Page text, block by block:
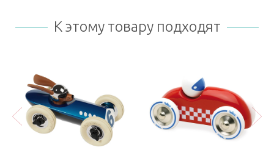
К этому товару подходят